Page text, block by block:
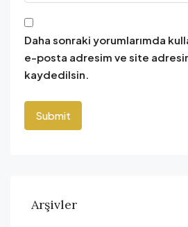
Daha sonraki yorumlarımda
e-posta adresim ve site
kaydedilsin.
Arşivler